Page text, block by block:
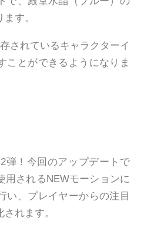
す。
されているキャラクターイ
ことができるようになりま
弾！今回のアップデートで
用されるNEWモーションに
い、プレイヤーからの注目
れます。